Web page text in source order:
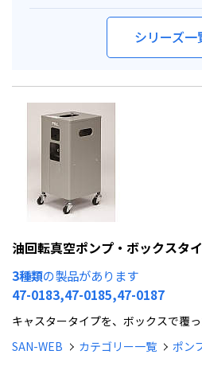
シリーズ一
油回転真空ポンプ・ボックスタ
3種類の製品があります
47-0183,47-0185,47-0187
キャスタータイプを、ボックスで覆っ
SAN-WEB
カテゴリー一覧 ポン